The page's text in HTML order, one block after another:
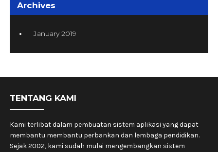
Archives
January 2019
TENTANG KAMI
Kami terlibat dalam pembuatan sistem aplikasi yang dapat
membantu membantu perbankan dan lembaga pendidikan.
Sejak 2002, kami sudah mulai mengembangkan sistem